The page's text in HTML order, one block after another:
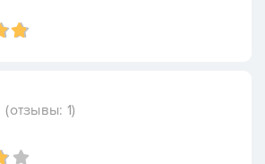
(отзывы: 1)